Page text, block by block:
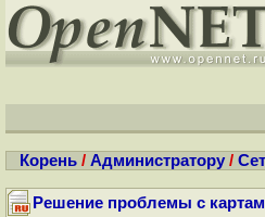
Корень / Администратору /
Решение проблемы с